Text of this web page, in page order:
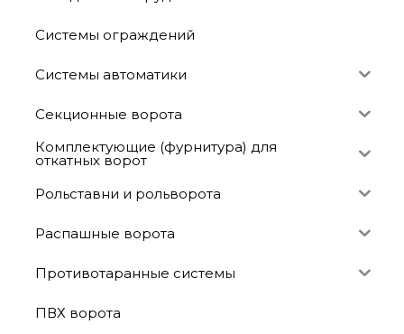
Системы ограждений
Системы автоматики
Секционные ворота
Комплектующие (фурнитура) для
откатных ворот
Рольставни и рольворота
Распашные ворота
Противотаранные системы
ПВХ ворота